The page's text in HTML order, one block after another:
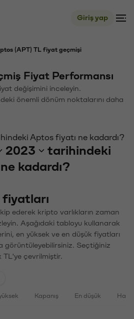
Giriş yap
(APT) TL fiyat geçmişi
Fiyat Performansı
değişimini inceleyin.
önemli dönüm noktalarını daha
Aptos fiyatı ne kadardı?
2023
tarihindeki
kadardı?
ederek kripto varlıkların zaman
Aşağıdaki tabloyu kullanarak
en yüksek ve en düşük fiyatları
görüntüleyebilirsiniz. Seçtiğiniz
TL'ye çevrilmiştir.
Kapanış En düşük